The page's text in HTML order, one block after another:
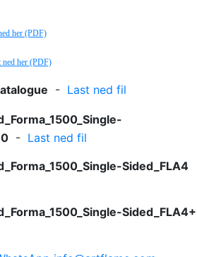
her (PDF)
ned her (PDF)
- Last ned fil
- Last ned fil
Sided_FLA4
Sided_FLA4+